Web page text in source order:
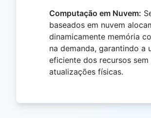
Computação em Nuvem:
baseados em nuvem
dinamicamente memória
na demanda, garantindo a
eficiente dos recursos
atualizações físicas.